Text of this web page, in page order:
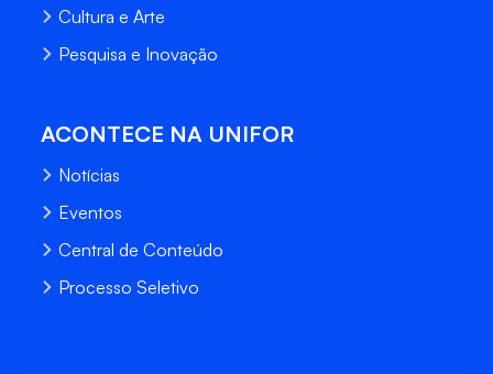
Cultura e Arte
Pesquisa e Inovação
ACONTECE NA UNIFOR
Notícias
Eventos
Central de Conteúdo
Processo Seletivo